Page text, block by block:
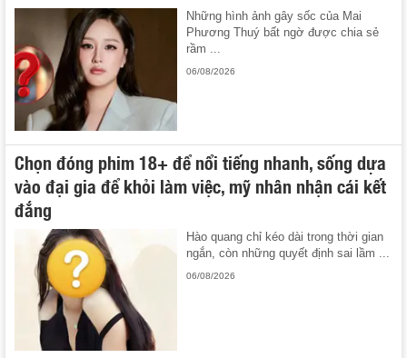
Những hình ảnh gây sốc của Mai
Phương Thuý bất ngờ được chia sẻ
rầm ...
06/08/2026
Chọn đóng phim 18+ để nổi tiếng nhanh, sống dựa
vào đại gia để khỏi làm việc, mỹ nhân nhận cái kết
đắng
Hào quang chỉ kéo dài trong thời gian
ngắn, còn những quyết định sai lầm ...
06/08/2026